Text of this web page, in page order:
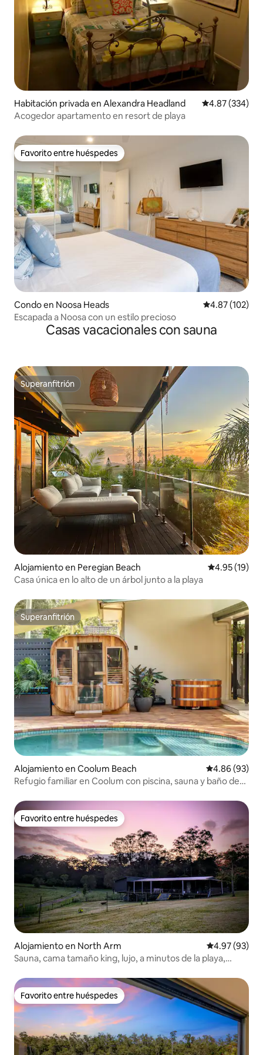
Habitación privada en Alexandra Headland Calificación
4.87 (334)
Acogedor apartamento en resort de playa
Favorito entre huéspedes
Favorito entre huéspedes
Condo en Noosa Heads Calificación
4.87 (102)
Escapada a Noosa con un estilo precioso
Casas vacacionales con sauna
Superanfitrión
Superanfitrión
Alojamiento en Peregian Beach Calificación
4.95 (19)
Casa única en lo alto de un árbol junto a la playa
Superanfitrión
Superanfitrión
Alojamiento en Coolum Beach Calificación
4.86 (93)
Refugio familiar en Coolum con piscina, sauna y baño de
Favorito entre huéspedes
Favorito entre huéspedes
Alojamiento en North Arm Calificación
4.97 (93)
Sauna, cama tamaño king, lujo, a minutos de la playa,
Favorito entre huéspedes
Favorito entre huéspedes